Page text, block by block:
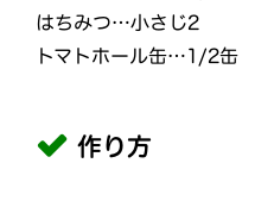
はちみつ…小さじ2
トマトホール缶…1/2缶
作り方